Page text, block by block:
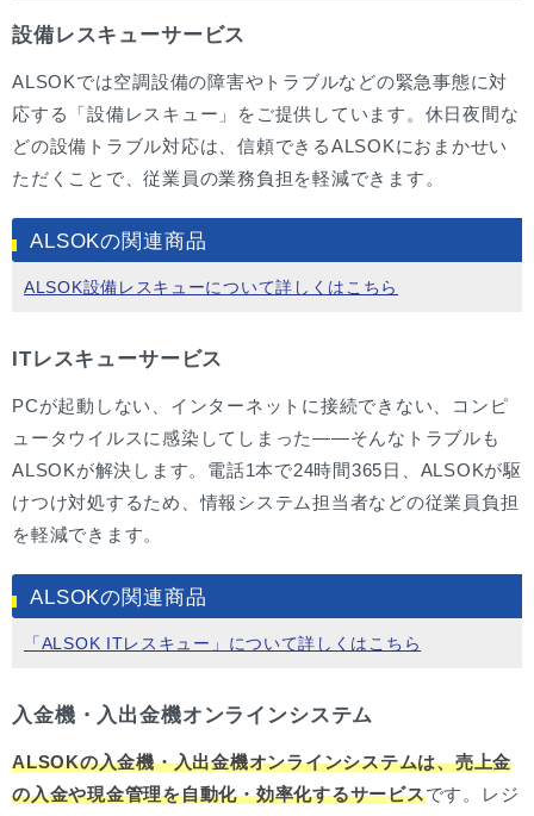
設備レスキューサービス
ALSOKでは空調設備の障害やトラブルなどの緊急事態に対
応する「設備レスキュー」をご提供しています。休日夜間な
どの設備トラブル対応は、信頼できるALSOKにおまかせい
ただくことで、従業員の業務負担を軽減できます。
ALSOKの関連商品
ALSOK設備レスキューについて詳しくはこちら
ITレスキューサービス
PCが起動しない、インターネットに接続できない、コンピ
ュータウイルスに感染してしまった——そんなトラブルも
ALSOKが解決します。電話1本で24時間365日、ALSOKが駆
けつけ対処するため、情報システム担当者などの従業員負担
を軽減できます。
ALSOKの関連商品
「ALSOK ITレスキュー」について詳しくはこちら
入金機・入出金機オンラインシステム
ALSOKの入金機・入出金機オンラインシステムは、売上金
の入金や現金管理を自動化・効率化するサービスです。レジ